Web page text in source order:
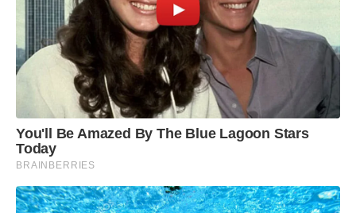
You'll Be Amazed By The Blue Lagoon Stars
Today
BRAINBERRIES